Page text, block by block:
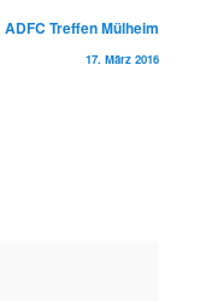
ADFC Treffen Mülheim
17. März 2016